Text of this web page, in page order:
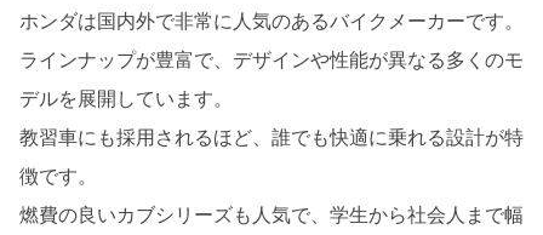
ホンダは国内外で非常に人気のあるバイクメーカーです。
ラインナップが豊富で、デザインや性能が異なる多くのモ
デルを展開しています。
教習車にも採用されるほど、誰でも快適に乗れる設計が特
徴です。
燃費の良いカブシリーズも人気で、学生から社会人まで幅